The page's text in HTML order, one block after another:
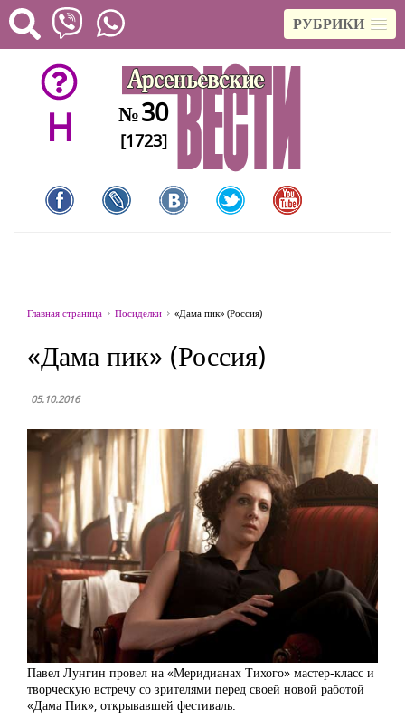
РУБРИКИ
H №30
[1723]
Главная страница Посиделки «Дама пик» (Россия)
«Дама пик» (Россия)
05.10.2016
Павел Лунгин провел на «Меридианах Тихого» мастер-класс и
творческую встречу со зрителями перед своей новой работой
«Дама Пик», открывавшей фестиваль.